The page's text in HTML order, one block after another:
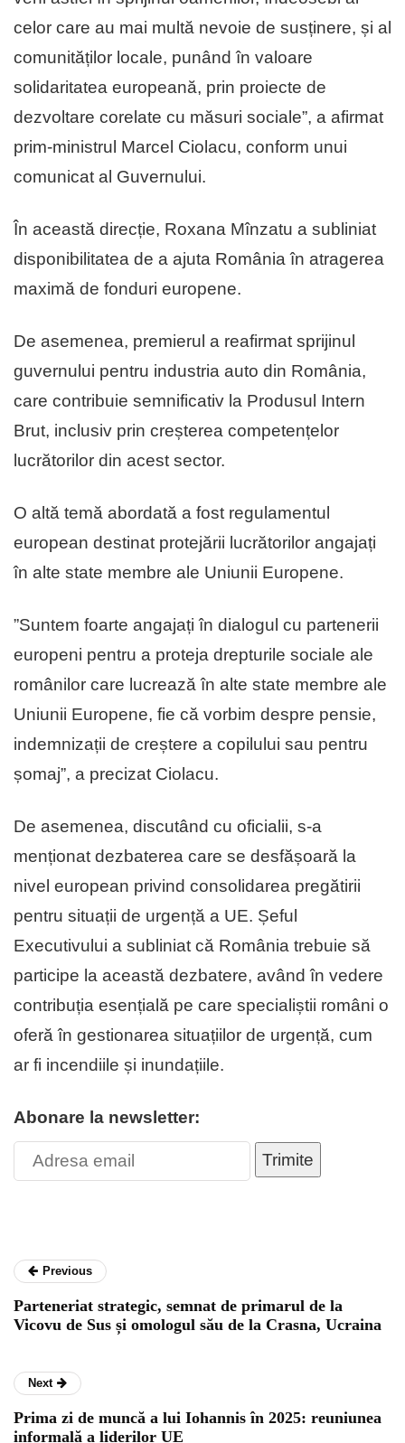
celor care au mai multă nevoie de susținere, și al
comunităților locale, punând în valoare
solidaritatea europeană, prin proiecte de
dezvoltare corelate cu măsuri sociale”, a afirmat
prim-ministrul Marcel Ciolacu, conform unui
comunicat al Guvernului.
În această direcție, Roxana Mînzatu a subliniat
disponibilitatea de a ajuta România în atragerea
maximă de fonduri europene.
De asemenea, premierul a reafirmat sprijinul
guvernului pentru industria auto din România,
care contribuie semnificativ la Produsul Intern
Brut, inclusiv prin creșterea competențelor
lucrătorilor din acest sector.
O altă temă abordată a fost regulamentul
european destinat protejării lucrătorilor angajați
în alte state membre ale Uniunii Europene.
”Suntem foarte angajați în dialogul cu partenerii
europeni pentru a proteja drepturile sociale ale
românilor care lucrează în alte state membre ale
Uniunii Europene, fie că vorbim despre pensie,
indemnizații de creștere a copilului sau pentru
șomaj”, a precizat Ciolacu.
De asemenea, discutând cu oficialii, s-a
menționat dezbaterea care se desfășoară la
nivel european privind consolidarea pregătirii
pentru situații de urgență a UE. Șeful
Executivului a subliniat că România trebuie să
participe la această dezbatere, având în vedere
contribuția esențială pe care specialiștii români o
oferă în gestionarea situațiilor de urgență, cum
ar fi incendiile și inundațiile.
Abonare la newsletter:
Trimite
Previous
Parteneriat strategic, semnat de primarul de la
Vicovu de Sus și omologul său de la Crasna, Ucraina
Next
Prima zi de muncă a lui Iohannis în 2025: reuniunea
informală a liderilor UE